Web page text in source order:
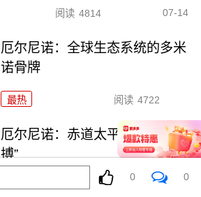
阅读 4814 07-14
厄尔尼诺：全球生态系统的多米
诺骨牌
最热 阅读 4722
厄尔尼诺：赤道太平洋的“气候脉
搏”
最热
0 0